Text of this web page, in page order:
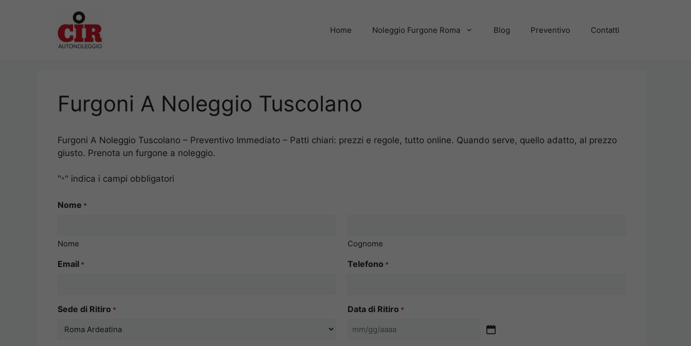
Home Noleggio Furgone Roma Blog Preventivo Contatti
Furgoni A Noleggio Tuscolano
Furgoni A Noleggio Tuscolano – Preventivo Immediato – Patti chiari: prezzi e regole, tutto online. Quando serve, quello adatto, al prezzo
giusto. Prenota un furgone a noleggio.
"*" indica i campi obbligatori
Nome *
Nome Cognome
Email * Telefono *
Sede di Ritiro * Data di Ritiro *
MM